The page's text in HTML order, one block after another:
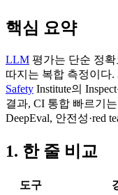
핵심 요약
LLM 평가는 단순 정확
따지는 복합 측정이다.
Safety Institute의
결과, CI 통합 빠르기
DeepEval, 안전성·red
1. 한 줄 비교
도구